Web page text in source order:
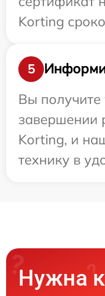
Korting
5
Вы
завершении
Korting, и
технику в
Нужна